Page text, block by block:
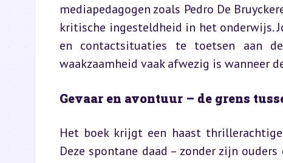
mediapedagogen zoals Pedro De
kritische ingesteldheid in het onderwijs.
en contactsituaties te toetsen aan
waakzaamheid vaak afwezig is wanneer
Gevaar en avontuur – de grens
Het boek krijgt een haast
Deze spontane daad – zonder zijn